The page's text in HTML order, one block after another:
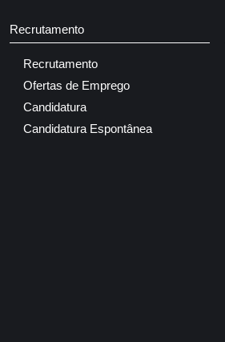
Recrutamento
Recrutamento
Ofertas de Emprego
Candidatura
Candidatura Espontânea